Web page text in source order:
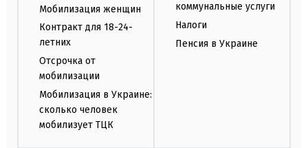
Мобилизация женщин
Контракт для 18-24-
летних
Отсрочка от
мобилизации
Мобилизация в Украине:
сколько человек
мобилизует ТЦК
коммунальные услуги
Налоги
Пенсия в Украине